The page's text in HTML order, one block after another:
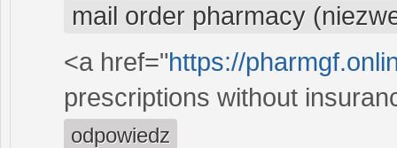
mail order pharmacy
<a href="https://
prescriptions without
odpowiedz